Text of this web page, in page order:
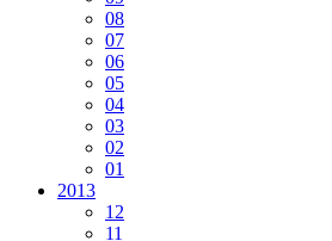
08
07
06
05
04
03
02
01
2013
12
11